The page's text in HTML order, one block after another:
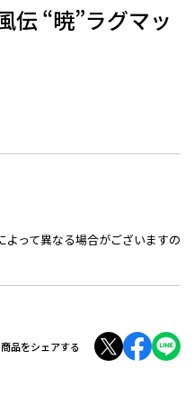
伝 “暁”ラグマッ
って異なる場合がございますの
品をシェアする